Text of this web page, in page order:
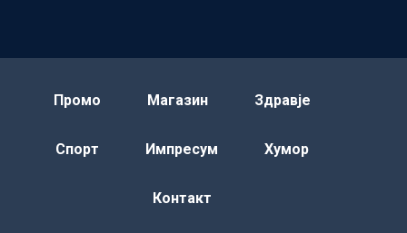
Промо Магазин Здравје
Спорт Импресум Хумор
Контакт